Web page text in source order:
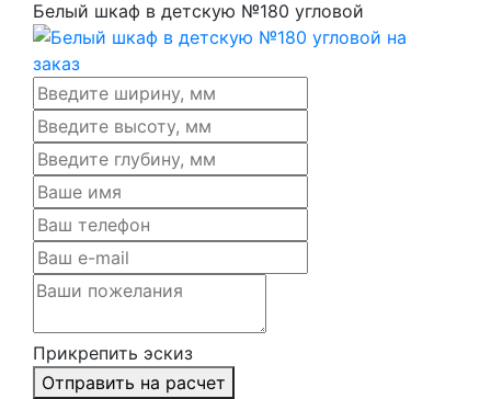
Белый шкаф в детскую №180 угловой
Прикрепить эскиз
Отправить на расчет